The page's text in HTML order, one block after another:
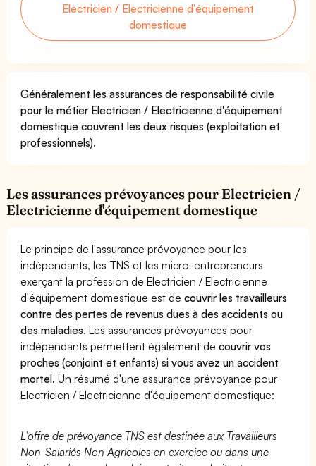
Electricien / Electricienne d'équipement
domestique
Généralement les assurances de responsabilité civile
pour le métier Electricien / Electricienne d'équipement
domestique couvrent les deux risques (exploitation et
professionnels).
Les assurances prévoyances pour Electricien /
Electricienne d'équipement domestique
Le principe de l'assurance prévoyance pour les
indépendants, les TNS et les micro-entrepreneurs
exerçant la profession de Electricien / Electricienne
d'équipement domestique est decouvrir les travailleurs
contre des pertes de revenus dues à des accidents ou
des maladies. Les assurances prévoyances pour
indépendants permettent également decouvrir vos
proches (conjoint et enfants) si vous avez un accident
mortel. Un résumé d'une assurance prévoyance pour
Electricien / Electricienne d'équipement domestique:
L’offre de prévoyance TNS est destinée aux Travailleurs
Non-Salariés Non Agricoles en exercice ou dans une